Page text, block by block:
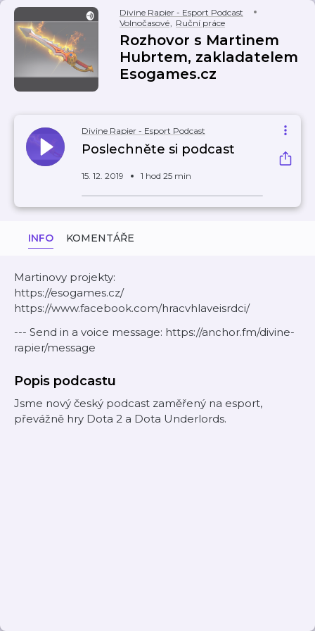
Divine Rapier - Esport Podcast
Volnočasové, Ruční práce
Rozhovor s Martinem
Hubrtem, zakladatelem
Esogames.cz
Divine Rapier - Esport Podcast
Poslechněte si podcast
15. 12. 2019 1 hod 25 min
INFO KOMENTÁŘE
Martinovy projekty:
https://esogames.cz/
https://www.facebook.com/hracvhlaveisrdci/
--- Send in a voice message: https://anchor.fm/divine-
rapier/message
Popis podcastu
Jsme nový český podcast zaměřený na esport,
převážně hry Dota 2 a Dota Underlords.